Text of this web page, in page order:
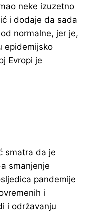
neke izuzetno
i dodaje da sada
normalne, jer je,
epidemijsko
Evropi je
smatra da je
smanjenje
pandemije
i
i održavanju